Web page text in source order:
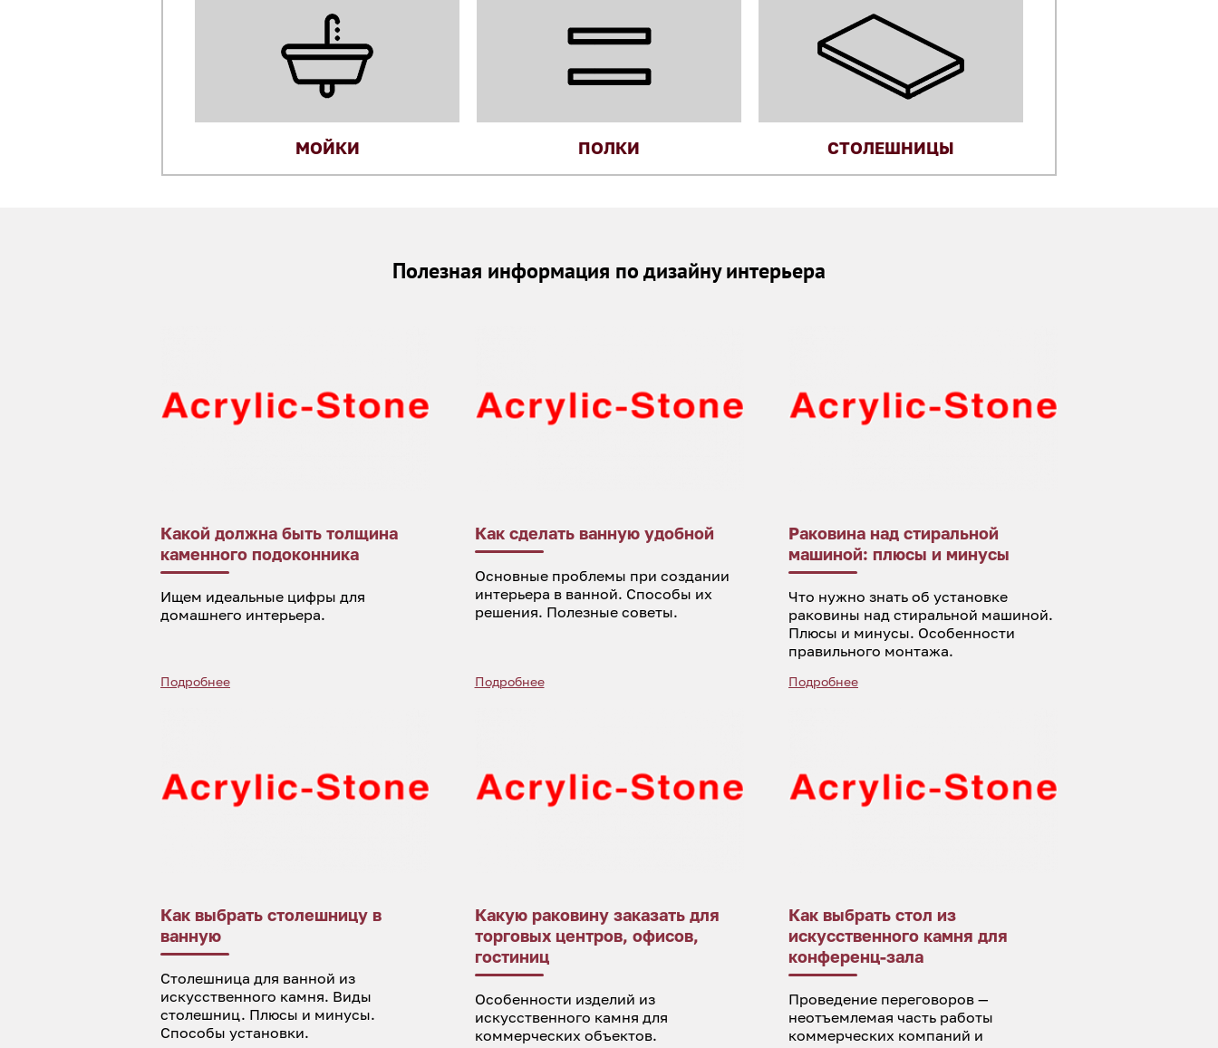
МОЙКИ ПОЛКИ СТОЛЕШНИЦЫ
Полезная информация по дизайну интерьера
Какой должна быть толщина
каменного подоконника
Ищем идеальные цифры для
домашнего интерьера.
Подробнее
Как сделать ванную удобной
Основные проблемы при создании
интерьера в ванной. Способы их
решения. Полезные советы.
Подробнее
Раковина над стиральной
машиной: плюсы и минусы
Что нужно знать об установке
раковины над стиральной машиной.
Плюсы и минусы. Особенности
правильного монтажа.
Подробнее
Как выбрать столешницу в
ванную
Столешница для ванной из
искусственного камня. Виды
столешниц. Плюсы и минусы.
Способы установки.
Какую раковину заказать для
торговых центров, офисов,
гостиниц
Особенности изделий из
искусственного камня для
коммерческих объектов.
Как выбрать стол из
искусственного камня для
конференц-зала
Проведение переговоров —
неотъемлемая часть работы
коммерческих компаний и